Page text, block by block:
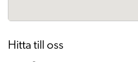
Hitta till oss